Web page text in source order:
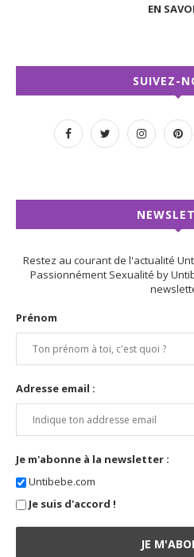
EN
SUIVEZ-
Restez au courant de l'actualité
Passionnément Sexualité by
Prénom
Adresse email :
Je m'abonne à la newsletter :
Untibebe.com
Je suis d'accord !